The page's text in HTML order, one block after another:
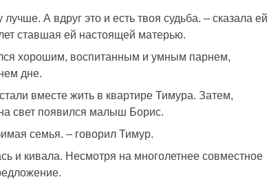
А вдруг это и есть твоя судьба. – сказала ей
ставшая ей настоящей матерью.
хорошим, воспитанным и умным парнем,
дне.
вместе жить в квартире Тимура. Затем,
свет появился малыш Борис.
семья. – говорил Тимур.
и кивала. Несмотря на многолетнее совместное